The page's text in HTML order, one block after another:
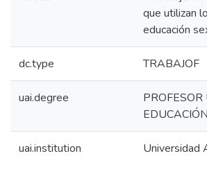
que utilizan
educación
dc.type TRABAJOF
uai.degree
uai.institution Universidad